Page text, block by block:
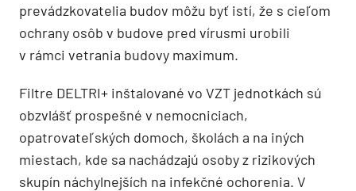
prevádzkovatelia budov môžu byť istí, že s cieľom
ochrany osôb v budove pred vírusmi urobili
v rámci vetrania budovy maximum.
Filtre DELTRI+ inštalované vo VZT jednotkách sú
obzvlášť prospešné v nemocniciach,
opatrovateľských domoch, školách a na iných
miestach, kde sa nachádzajú osoby z rizikových
skupín náchylnejších na infekčné ochorenia. V